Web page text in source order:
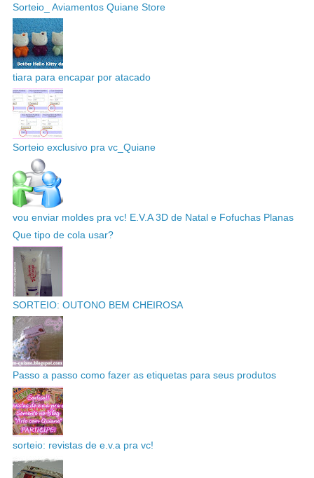
Sorteio_ Aviamentos Quiane Store
tiara para encapar por atacado
Sorteio exclusivo pra vc_Quiane
vou enviar moldes pra vc! E.V.A 3D de Natal e Fofuchas Planas
Que tipo de cola usar?
SORTEIO: OUTONO BEM CHEIROSA
Passo a passo como fazer as etiquetas para seus produtos
sorteio: revistas de e.v.a pra vc!